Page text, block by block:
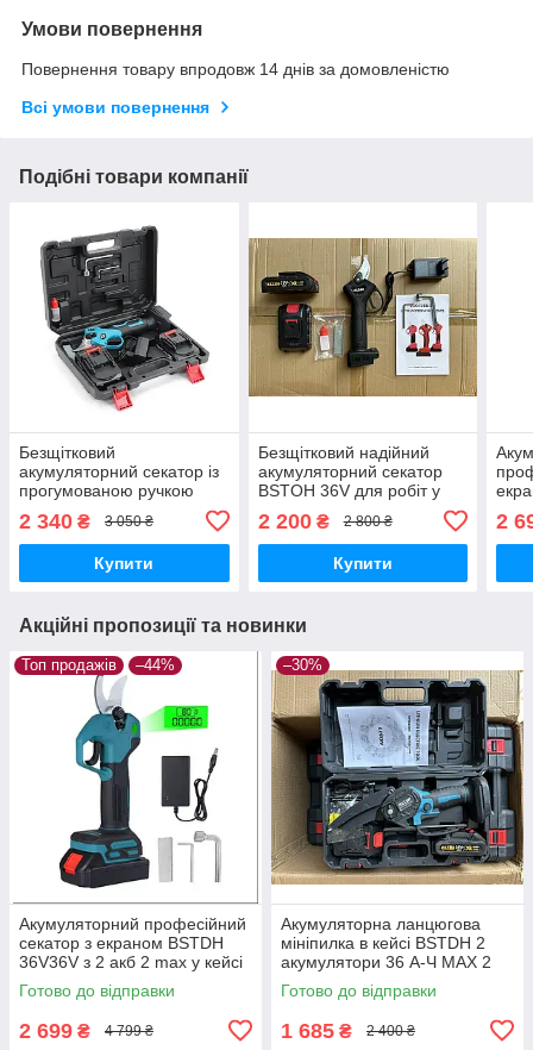
Умови повернення
Повернення товару впродовж 14 днів за домовленістю
Всі умови повернення
Подібні товари компанії
Безщітковий
акумуляторний секатор із
прогумованою ручкою
Ah у кейсі
2 340 ₴ 3 050 ₴
Купити
Безщітковий надійний
акумуляторний секатор
BSTOH 36V для робіт у
саду з 2 акб 2 Ah у кейсі
2 200₴ 2 800 ₴
Купити
2
Акційні пропозиції та новинки
Топ продажів –44%
Акумуляторний професійний
секатор з екраном BSTDH
36V36V з 2 акб 2 max у кейсі
Готово до відправки
2 699 ₴ 4 799 ₴
–30%
Акумуляторна ланцюгова
мініпилка в кейсі BSTDH 2
акумулятори 36 А-Ч MAX 2
шини 6-8 дюймів
Готово до відправки
1 685 ₴ 2 400 ₴